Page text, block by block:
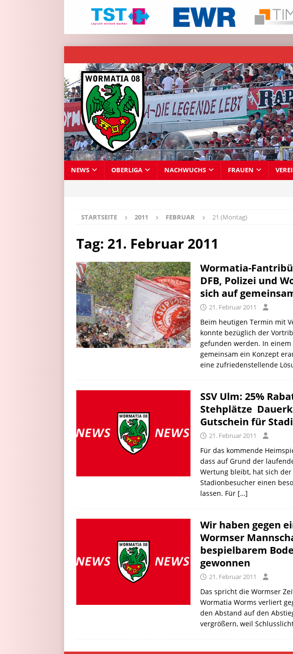
NEWS OBERLIGA NACHWUCHS FRAUEN
STARTSEITE 2011 FEBRUAR 21 (Montag)
Tag: 21. Februar 2011
Wormatia-
DFB, Polizei und
sich auf
21. Februar 2011
Beim heutigen Termin mit
konnte bezüglich der
gefunden werden. In
gemeinsam ein Konzept
eine zufriedenstellende
SSV Ulm: 25%
Stehplätze 
Gutschein für
21. Februar 2011
Für das kommende
dass auf Grund der
Wertung bleibt, hat sich
Stadionbesucher einen
lassen. Für […]
Wir haben gegen
Wormser
bespielbarem
gewonnen
21. Februar 2011
Das spricht die Wormser
Wormatia Worms verliert
den Abstand auf den
vergrößern, weil